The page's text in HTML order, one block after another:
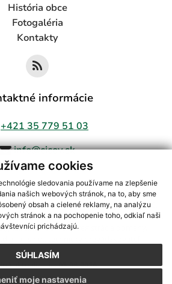
cookies
sledovania používame na zlepšenie
našich webových stránok, na to, aby sme
obsah a cielené reklamy, na analýzu
stránok a na pochopenie toho, odkiaľ naši
prichádzajú.
SÚHLASÍM
moje nastavenia
História obce
Fotogaléria
Kontakty
informácie
+421 35 779 51 03
info@cicov.sk
aktuálnych informácií s využitím RSS
ECHELON 2,Mapa stránok,web portál
s.r.o.,domény,registrácia domény
aktualizácia:03.08.2026